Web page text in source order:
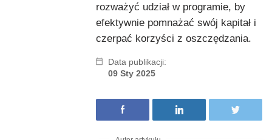
rozważyć udział w programie, by
efektywnie pomnażać swój kapitał i
czerpać korzyści z oszczędzania.
Data publikacji:
09 Sty 2025